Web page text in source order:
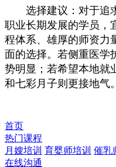
选择建议：对于追求
职业长期发展的学员，
程体系、雄厚的师资力
面的选择。若侧重医学
势明显；若希望本地就
和七彩月子则更接地气。
首页
热门课程
月嫂培训 育婴师培训 催乳
在线沟通